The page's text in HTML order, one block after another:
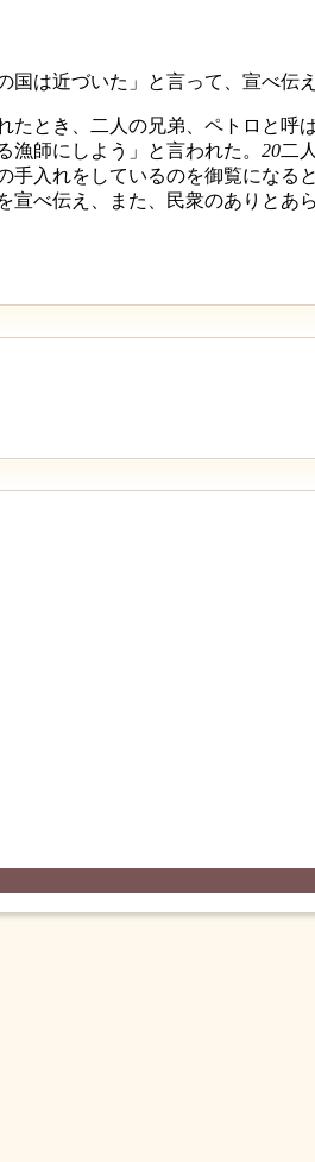
は近づいた」と言って、宣べ伝
とき、二人の兄弟、ペトロと
師にしよう」と言われた。 20二
入れをしているのを御覧になる
べ伝え、また、民衆のありとあ